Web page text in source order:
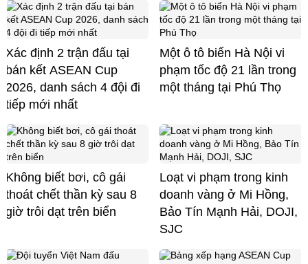
Xác định 2 trận đấu tại
bán kết ASEAN Cup
2026, danh sách 4 đội đi
tiếp mới nhất
Một ô tô biển Hà Nội vi
phạm tốc độ 21 lần trong
một tháng tại Phú Thọ
Không biết bơi, cô gái
thoát chết thần kỳ sau 8
giờ trôi dạt trên biển
Loạt vi phạm trong kinh
doanh vàng ở Mi Hồng,
Bảo Tín Mạnh Hải, DOJI,
SJC